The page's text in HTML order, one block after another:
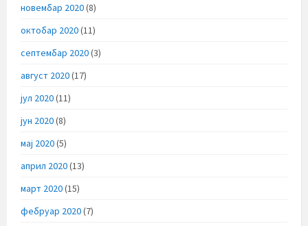
новембар 2020(8)
октобар 2020(11)
септембар 2020(3)
август 2020(17)
јул 2020(11)
јун 2020(8)
мај 2020(5)
април 2020(13)
март 2020(15)
фебруар 2020(7)